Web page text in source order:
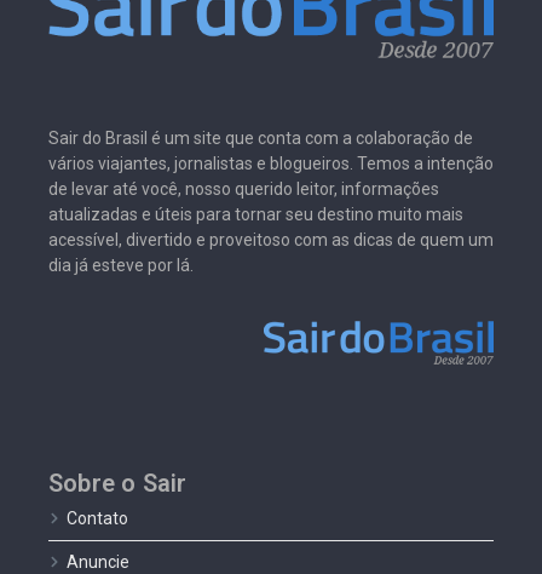
Sair do Brasil é um site que conta com a colaboração de
vários viajantes, jornalistas e blogueiros. Temos a intenção
de levar até você, nosso querido leitor, informações
atualizadas e úteis para tornar seu destino muito mais
acessível, divertido e proveitoso com as dicas de quem um
dia já esteve por lá.
Sobre o Sair
Contato
Anuncie